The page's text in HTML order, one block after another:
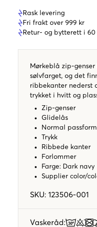
Rask levering
Fri frakt over 999 kr
Retur- og bytterett i
Mørkeblå zip-genser
sølvfarget, og det
ribbekanter nederst
trykket i hvitt og
Zip-genser
Glidelås
Normal passform
Trykk
Ribbede kanter
Forlommer
Farge: Dark navy
Supplier color/
SKU: 123506-001
Vaskeråd: